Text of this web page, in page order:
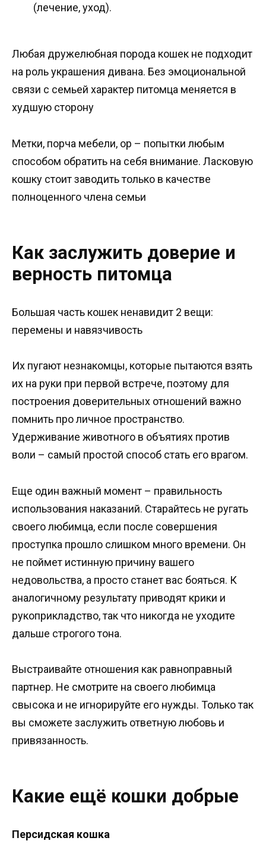
(лечение, уход).
Любая дружелюбная порода кошек не подходит
на роль украшения дивана. Без эмоциональной
связи с семьей характер питомца меняется в
худшую сторону
Метки, порча мебели, ор – попытки любым
способом обратить на себя внимание. Ласковую
кошку стоит заводить только в качестве
полноценного члена семьи
Как заслужить доверие и
верность питомца
Большая часть кошек ненавидит 2 вещи:
перемены и навязчивость
Их пугают незнакомцы, которые пытаются взять
их на руки при первой встрече, поэтому для
построения доверительных отношений важно
помнить про личное пространство.
Удерживание животного в объятиях против
воли – самый простой способ стать его врагом.
Еще один важный момент – правильность
использования наказаний. Старайтесь не ругать
своего любимца, если после совершения
проступка прошло слишком много времени. Он
не поймет истинную причину вашего
недовольства, а просто станет вас бояться. К
аналогичному результату приводят крики и
рукоприкладство, так что никогда не уходите
дальше строгого тона.
Выстраивайте отношения как равноправный
партнер. Не смотрите на своего любимца
свысока и не игнорируйте его нужды. Только так
вы сможете заслужить ответную любовь и
привязанность.
Какие ещё кошки добрые
Персидская кошка